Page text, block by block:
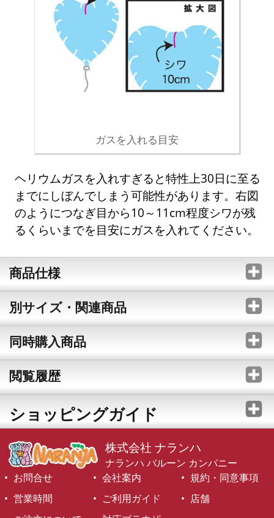
ガスを入れる目安
ヘリウムガスを入れすぎると特性上30日に至る
までにしぼんでしまう可能性があります。右図
のようにつなぎ目から10～11cm程度シワが残
るくらいまでを目安にガスを入れてください。
商品仕様
別サイズ・関連商品
同時購入商品
閲覧履歴
ショッピングガイド
株式会社 ナランハ
ナランハ バルーン カンパニー
お問合せ
会社案内
規約・同意事項
営業時間
ご利用ガイド
店舗